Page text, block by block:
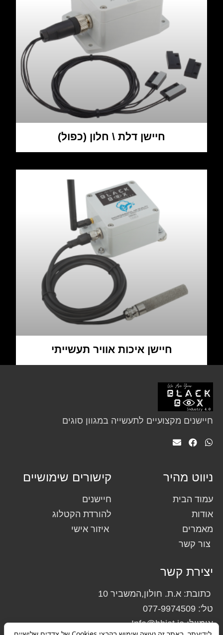
חיישן דלת \ חלון (כפול)
חיישן איכות אוויר תעשייתי
חיישנים מקצועיים לתעשייה במגוון סוגים
ניווט מהיר
עמוד הבית
אודות
מאמרים
צור קשר
קישורים שימושיים
חיישנים
להורדת הקטלוג
איזור אישי
יצירת קשר
כתובת: א.ת. חולון,המשביר 10
טל': 077-9974509
אימייל: Info@bbiot.io